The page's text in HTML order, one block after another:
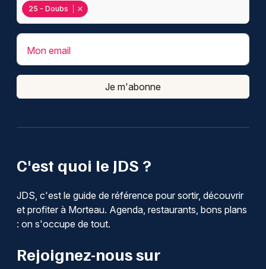
C'est quoi le JDS ?
JDS, c'est le guide de référence pour sortir, découvrir
et profiter à Morteau. Agenda, restaurants, bons plans
: on s'occupe de tout.
Rejoignez-nous sur
25 - Doubs
Mon email
Je m'abonne